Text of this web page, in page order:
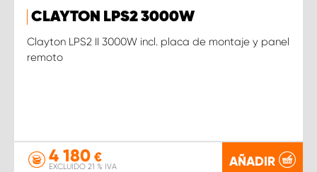
CLAYTON LPS2 3000W
Clayton LPS2 II 3000W incl. placa de montaje y panel
remoto
4 180 €
EXCLUIDO 21 % IVA AÑADIR